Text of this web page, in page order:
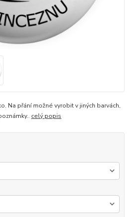
Na přání možné vyrobit v jiných barvách,
celý popis